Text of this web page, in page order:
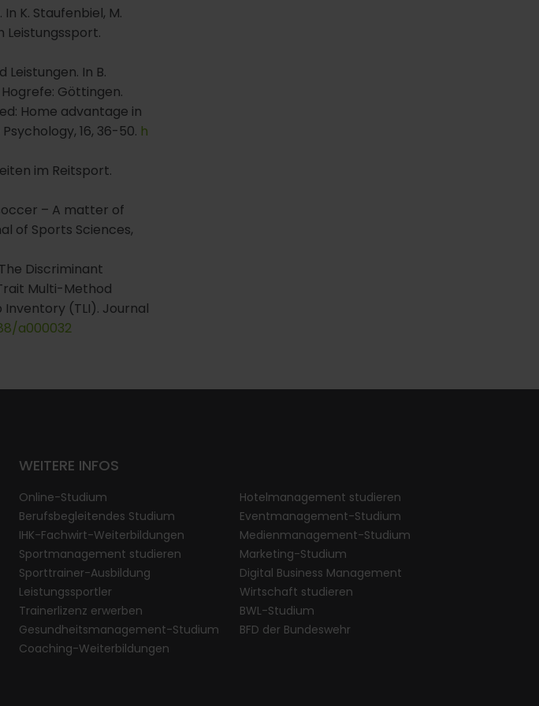
K. Staufenbiel, M.
Leistungssport.
Leistungen. In B.
Göttingen.
Home advantage in
16, 36-50. h
im Reitsport.
– A matter of
of Sports Sciences,
The Discriminant
Multi-Method
(TLI). Journal
a000032
WEITERE INFOS
Online-Studium
Berufsbegleitendes Studium
IHK-Fachwirt-Weiterbildungen
Sportmanagement studieren
Sporttrainer-Ausbildung
Leistungssportler
Trainerlizenz erwerben
Gesundheitsmanagement-Studium
Coaching-Weiterbildungen
Hotelmanagement studieren
Eventmanagement-Studium
Medienmanagement-Studium
Marketing-Studium
Digital Business Management
Wirtschaft studieren
BWL-Studium
BFD der Bundeswehr